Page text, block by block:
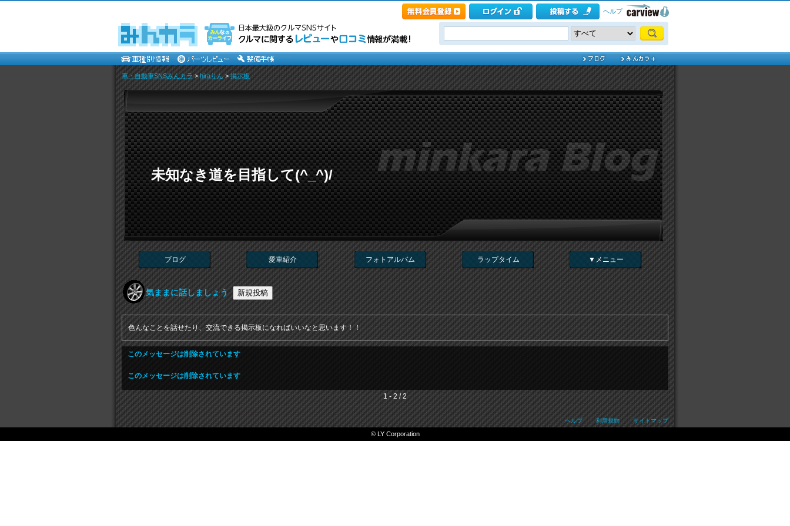
ヘルプ
車・自動車SNSみんカラ> hiraりん>掲示板
未知なき道を目指して(^_^)/
ブログ 愛車紹介 フォトアルバム ラップタイム ▼メニュー
気ままに話しましょう
色んなことを話せたり、交流できる掲示板になればいいなと思います！！
このメッセージは削除されています
このメッセージは削除されています
1 - 2 / 2
ヘルプ・・利用規約 ・・ サイトマップ
© LY Corporation